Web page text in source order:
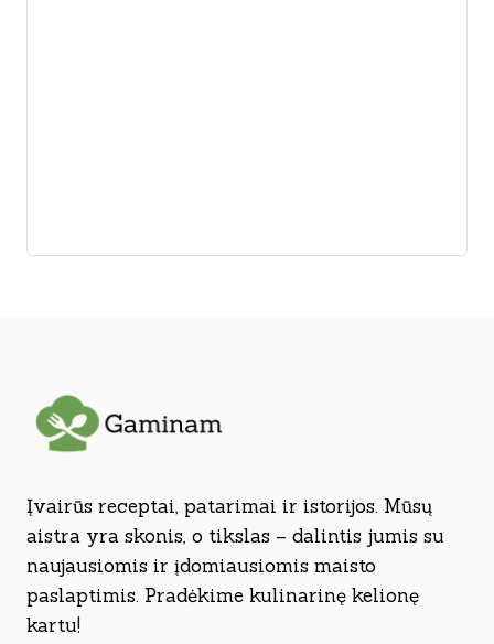
Įvairūs receptai, patarimai ir istorijos. Mūsų
aistra yra skonis, o tikslas – dalintis jumis su
naujausiomis ir įdomiausiomis maisto
paslaptimis. Pradėkime kulinarinę kelionę
kartu!